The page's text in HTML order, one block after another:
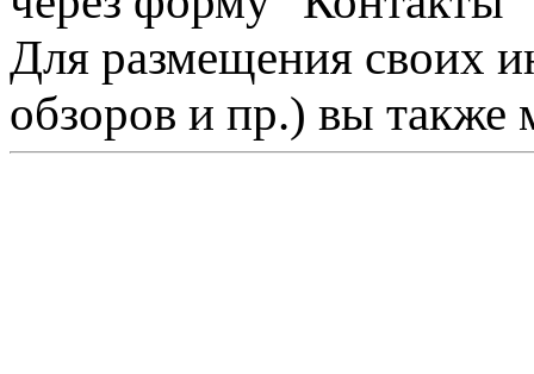
Для размещения своих
обзоров и пр.) вы также